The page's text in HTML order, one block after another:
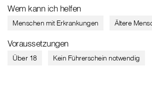
Wem kann ich helfen
Menschen mit Erkrankungen Ältere
Voraussetzungen
Über 18 Kein Führerschein notwendig